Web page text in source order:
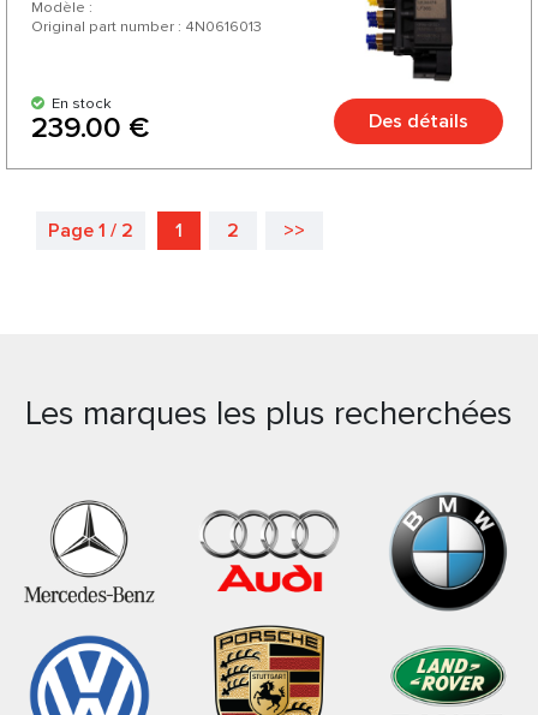
Modèle :
Original part number : 4N0616013
En stock
239.00 € Des détails
Page 1 / 2 1 2 >>
Les marques les plus recherchées